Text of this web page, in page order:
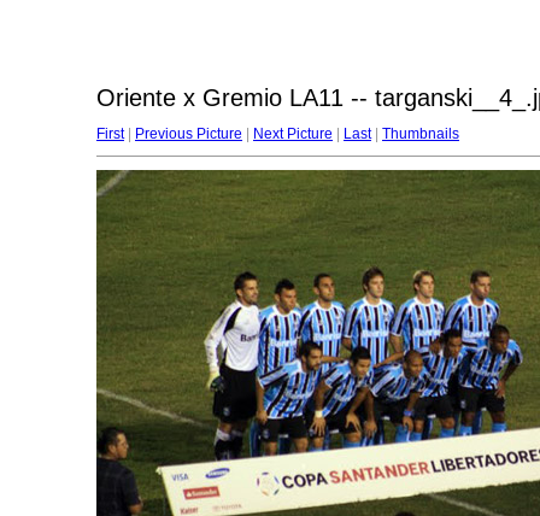
Oriente x Gremio LA11 --
First| Previous Picture Next Picture Last| Thumbnails